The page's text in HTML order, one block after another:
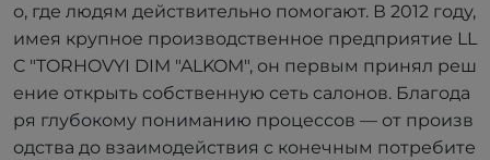
о, где людям действительно помогают. В 2012 году,
имея крупное производственное предприятие LL
C "TORHOVYI DIM "ALKOM", он первым принял реш
ение открыть собственную сеть салонов. Благода
ря глубокому пониманию процессов — от произв
одства до взаимодействия с конечным потребите